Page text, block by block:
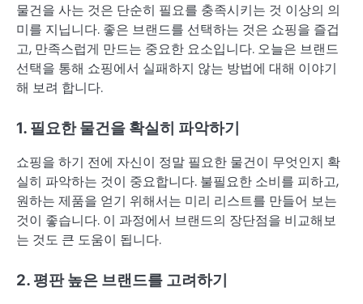
물건을 사는 것은 단순히 필요를 충족시키는 것 이상의 의
미를 지닙니다. 좋은 브랜드를 선택하는 것은 쇼핑을 즐겁
고, 만족스럽게 만드는 중요한 요소입니다. 오늘은 브랜드
선택을 통해 쇼핑에서 실패하지 않는 방법에 대해 이야기
해 보려 합니다.
1. 필요한 물건을 확실히 파악하기
쇼핑을 하기 전에 자신이 정말 필요한 물건이 무엇인지 확
실히 파악하는 것이 중요합니다. 불필요한 소비를 피하고,
원하는 제품을 얻기 위해서는 미리 리스트를 만들어 보는
것이 좋습니다. 이 과정에서 브랜드의 장단점을 비교해보
는 것도 큰 도움이 됩니다.
2. 평판 높은 브랜드를 고려하기